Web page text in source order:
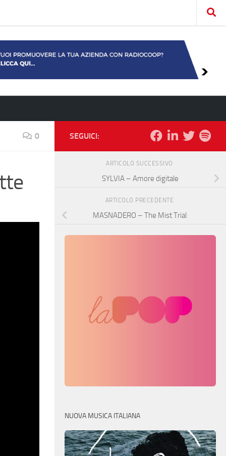
0 SEGUICI:
ARTICOLO SUCCESSIVO
SYLVIA – Amore digitale
ARTICOLO PRECEDENTE
MASNADERO – The Mist Trial
NUOVA MUSICA ITALIANA